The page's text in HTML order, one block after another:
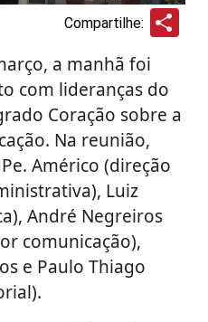
Compartilhe:
a manhã foi
com lideranças do
Coração sobre a
Na reunião,
Américo (direção
Luiz
André Negreiros
comunicação),
e Paulo Thiago